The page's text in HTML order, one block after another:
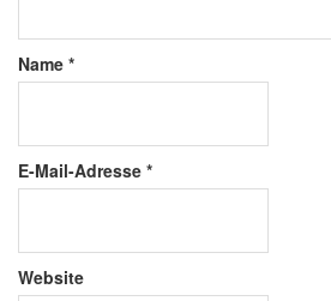
Name *
E-Mail-Adresse *
Website